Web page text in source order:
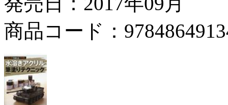
商品コード：